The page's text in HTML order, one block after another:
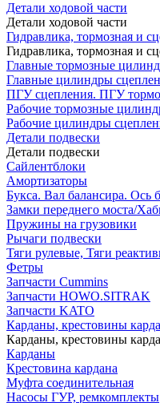
Детали ходовой части
Детали ходовой части
Гидравлика, тормозная и
Гидравлика, тормозная и
Главные тормозные
Главные цилиндры
ПГУ сцепления. ПГУ
Рабочие тормозные
Рабочие цилиндры
Детали подвески
Детали подвески
Cайлентблоки
Амортизаторы
Букса. Вал балансира. Ось
Замки переднего моста/
Пружины на грузовики
Рычаги подвески
Тяги рулевые, Тяги
Фетры
Запчасти Cummins
Запчасти HOWO.SITRAK
Запчасти KATO
Карданы, крестовины
Карданы, крестовины
Карданы
Крестовина кардана
Муфта соединительная
Насосы ГУР, ремкомплекты